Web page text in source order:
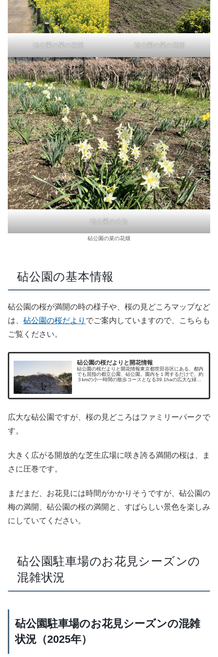
砧公園の菜の花畑 砧公園の菜の花畑
砧公園の水仙
砧公園の菜の花畑
砧公園の基本情報
砧公園の桜が満開の時の様子や、桜の見どころマップなど
は、 砧公園の桜だより でご案内していますので、こちらも
ご覧ください。
砧公園の桜だよりと開花情報
砧公園の桜だよりと開花情報東京都世田谷区にある、都内
でも屈指の都立公園、砧公園。園内を１周するだけで、約
３kmの小一時間の散歩コースとなる39.1haの広大な緑地
広大な砧公園ですが、桜の見どころはファミリーパークで
す。
大きく広がる開放的な芝生広場に咲き誇る満開の桜は、ま
さに圧巻です。
まだまだ、お花見には時間がかかりそうですが、砧公園の
梅の満開、砧公園の桜の満開と、すばらしい景色を楽しみ
にしていてください。
砧公園駐車場のお花見シーズンの
混雑状況
砧公園駐車場のお花見シーズンの混雑
状況（2025年）